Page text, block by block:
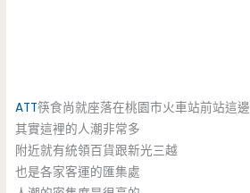
ATT筷食尚就座落在桃園市火車站前站這邊
其實這裡的人潮非常多
附近就有統領百貨跟新光三越
也是各家客運的匯集處